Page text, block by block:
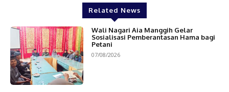
Related News
Wali Nagari Aia Manggih Gelar
Sosialisasi Pemberantasan Hama bagi
Petani
07/08/2026